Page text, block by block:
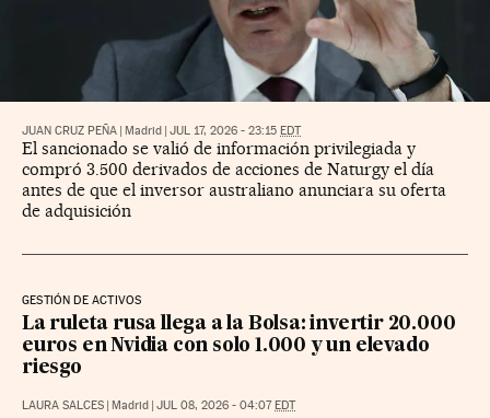
JUAN CRUZ PEÑA | Madrid | JUL 17, 2026 - 23:15 EDT
El sancionado se valió de información privilegiada y
compró 3.500 derivados de acciones de Naturgy el día
antes de que el inversor australiano anunciara su oferta
de adquisición
GESTIÓN DE ACTIVOS
La ruleta rusa llega a la Bolsa: invertir 20.000
euros en Nvidia con solo 1.000 y un elevado
riesgo
LAURA SALCES | Madrid | JUL 08, 2026 - 04:07EDT